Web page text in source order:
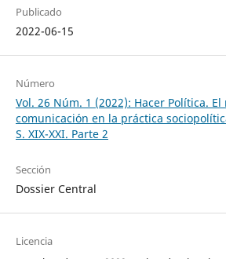
Publicado
2022-06-15
Número
Vol. 26 Núm. 1 (2022): Hacer Política.
comunicación en la práctica
S. XIX-XXI. Parte 2
Sección
Dossier Central
Licencia